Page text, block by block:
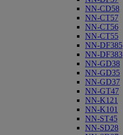
NN-CD58
NN-CT57
NN-CT56
NN-CT55
NN-DF385
NN-DF383
NN-GD38
NN-GD35
NN-GD37
NN-GT47
NN-K121
NN-K101
NN-ST45
NN-SD28